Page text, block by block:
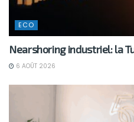
ECO
Nearshoring industriel: la
6 AOÛT 2026